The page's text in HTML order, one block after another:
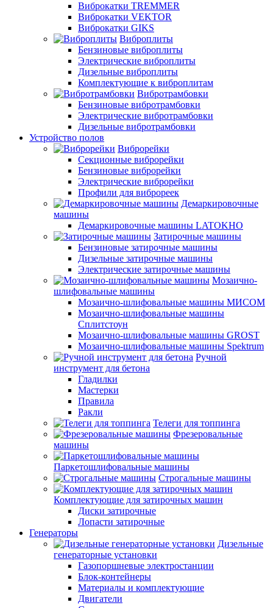
Виброкатки TREMMER
Виброкатки VEKTOR
Виброкатки GIKS
Виброплиты
Бензиновые виброплиты
Электрические виброплиты
Дизельные виброплиты
Комплектующие к виброплитам
Вибротрамбовки
Бензиновые вибротрамбовки
Электрические вибротрамбовки
Дизельные вибротрамбовки
Устройство полов
Виброрейки
Секционные виброрейки
Бензиновые виброрейки
Электрические виброрейки
Профили для виброреек
Демаркировочные
машины
Демаркировочные машины LATOKHO
Затирочные машины
Бензиновые затирочные машины
Дизельные затирочные машины
Электрические затирочные машины
Мозаично-
шлифовальные машины
Мозаично-шлифовальные машины МИСОМ
Мозаично-шлифовальные машины
Сплитстоун
Мозаично-шлифовальные машины GROST
Мозаично-шлифовальные машины Spektrum
Ручной
инструмент для бетона
Гладилки
Мастерки
Правила
Ракли
Телеги для топпинга
Фрезеровальные
машины
Паркетошлифовальные машины
Строгальные машины
Комплектующие для затирочных машин
Диски затирочные
Лопасти затирочные
Генераторы
Дизельные
генераторные установки
Газопоршневые электростанции
Блок-контейнеры
Материалы и комплектующие
Двигатели